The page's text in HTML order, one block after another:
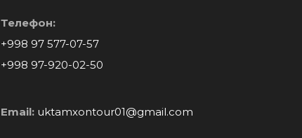
Телефон:
+998 97 577-07-57
+998 97-920-02-50
Email: uktamxontour01@gmail.com